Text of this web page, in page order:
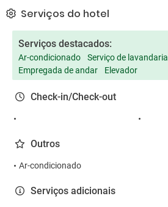
Serviços do hotel
Serviços destacados:
Ar-condicionado
Serviço de lavandaria
Empregada de andar
Elevador
Check-in/Check-out
Outros
Ar-condicionado
Serviços adicionais